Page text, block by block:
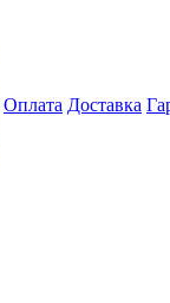
Оплата Доставка